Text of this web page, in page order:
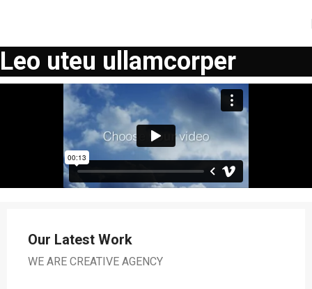
Leo uteu ullamcorper
Our Latest Work
WE ARE CREATIVE AGENCY